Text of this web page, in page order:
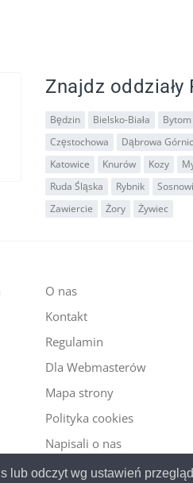
lub odczyt wg ustawień
Znajdz
Będzin Bielsko-Biała Bytom
Częstochowa
Dąbrowa
Katowice
Knurów Kozy
Ruda Śląska
Rybnik
Zawiercie
Żory Żywiec
O nas
Kontakt
Regulamin
Dla Webmasterów
Mapa strony
Polityka cookies
Napisali o nas